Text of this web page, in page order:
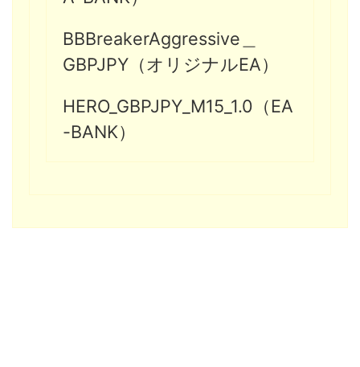
BBBreakerAggressive＿
GBPJPY（オリジナルEA）
HERO_GBPJPY_M15_1.0（EA
-BANK）